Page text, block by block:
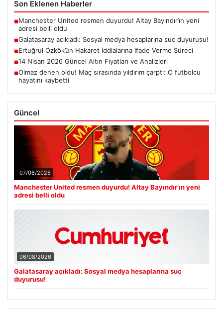
Son Eklenen Haberler
■Manchester United resmen duyurdu! Altay Bayındır’ın yeni
adresi belli oldu
■Galatasaray açıkladı: Sosyal medya hesaplarına suç duyurusu!
■Ertuğrul Özkök’ün Hakaret İddialarına İfade Verme Süreci
■14 Nisan 2026 Güncel Altın Fiyatları ve Analizleri
■Olmaz denen oldu! Maç sırasında yıldırım çarptı: O futbolcu
hayatını kaybetti
Güncel
07/08/2026
Manchester United resmen duyurdu! Altay Bayındır’ın yeni
adresi belli oldu
06/08/2026
Galatasaray açıkladı: Sosyal medya hesaplarına suç
duyurusu!